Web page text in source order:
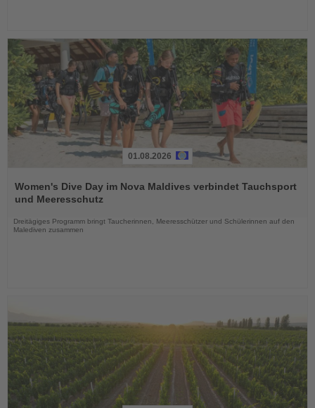
Sie
die
01.08.2026
Women's Dive Day im Nova Maldives verbindet Tauchsport
und Meeresschutz
Dreitägiges Programm bringt Taucherinnen, Meeresschützer und Schülerinnen auf den
Malediven zusammen